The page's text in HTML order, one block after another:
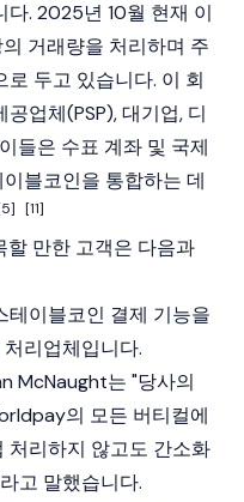
. 2025년 10월 현재 이
거래량을 처리하며 주
로 두고 있습니다. 이 회
업체(PSP), 대기업, 디
들은 수표 계좌 및 국제
블코인을 통합하는 데
[11]
할 만한 고객은 다음과
테이블코인 결제 기능을
리업체입니다.
McNaught는 "당사의
의 모든 버티컬에
처리하지 않고도 간소화
고 말했습니다.